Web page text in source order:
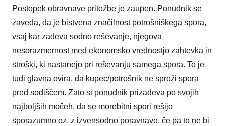
Postopek obravnave pritožbe je zaupen. Ponudnik se
zaveda, da je bistvena značilnost potrošniškega spora,
vsaj kar zadeva sodno reševanje, njegova
nesorazmernost med ekonomsko vrednostjo zahtevka in
stroški, ki nastanejo pri reševanju samega spora. To je
tudi glavna ovira, da kupec/potrošnik ne sproži spora
pred sodiščem. Zato si ponudnik prizadeva po svojih
najboljših močeh, da se morebitni spori rešijo
sporazumno oz. z izvensodno poravnavo, če pa to ne bi